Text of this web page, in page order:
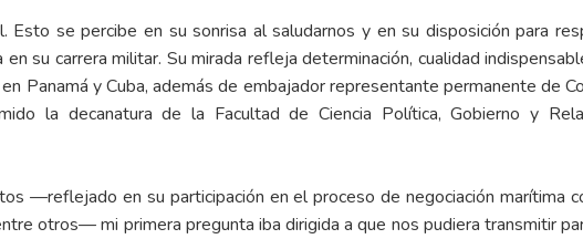
Esto se percibe en su sonrisa al saludarnos y en su disposición para
su carrera militar. Su mirada refleja determinación, cualidad
Panamá y Cuba, además de embajador representante permanente de
la decanatura de la Facultad de Ciencia Política, Gobierno y
—reflejado en su participación en el proceso de negociación marítima
otros— mi primera pregunta iba dirigida a que nos pudiera transmitir